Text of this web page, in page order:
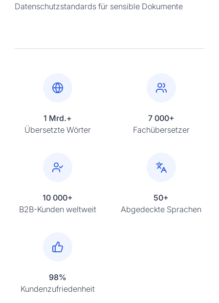
Datenschutzstandards für sensible Dokumente
1 Mrd.+
Übersetzte Wörter
7 000+
Fachübersetzer
10 000+
B2B-Kunden weltweit
50+
Abgedeckte Sprachen
98%
Kundenzufriedenheit